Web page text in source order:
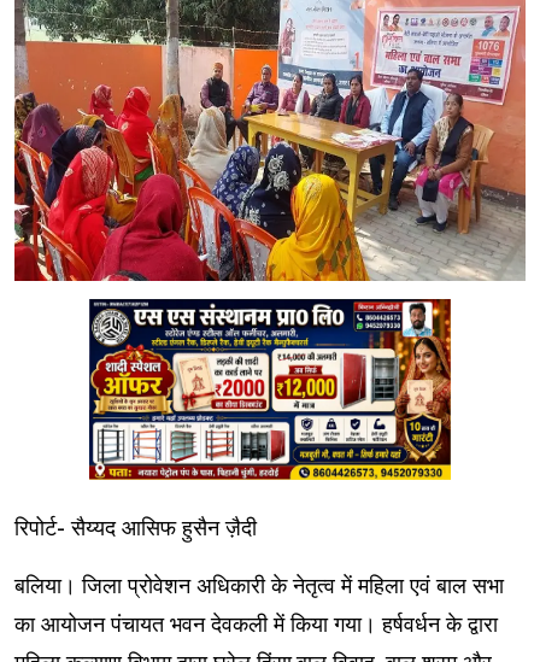
रिपोर्ट- सैय्यद आसिफ हुसैन ज़ैदी
बलिया। जिला प्रोवेशन अधिकारी के नेतृत्व में महिला एवं बाल सभा
का आयोजन पंचायत भवन देवकली में किया गया। हर्षवर्धन के द्वारा